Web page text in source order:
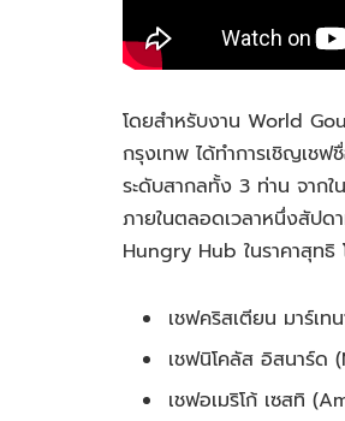
โดยสำหรับงาน World
กรุงเทพ ได้ทำการเชิญเช
ระดับสากลทั้ง 3 ท่าน จากใ
ภายในตลอดเวลาหนึ่งสัปด
Hungry Hub ในราคาสุทธิ
เชฟคริสเตียน มาร์เ
เชฟนิโคลัส อิสนาร์ด
เชฟอเมริโก้ เซสทิ